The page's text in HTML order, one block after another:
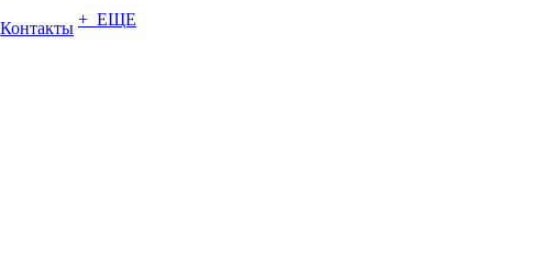
Контакты + ЕЩЕ